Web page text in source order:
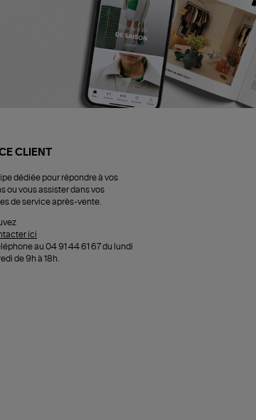
CLIENT
dédiée pour répondre à vos
ou vous assister dans vos
de service après-vente.
ici
au 04 91 44 61 67 du lundi
de 9h à 18h.